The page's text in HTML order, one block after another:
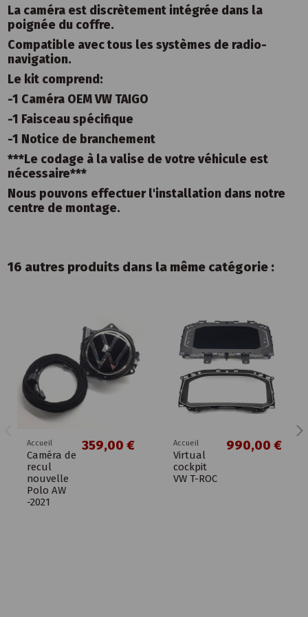
La caméra est discrètement intégrée dans la
poignée du coffre.
Compatible avec tous les systèmes de radio-
navigation.
Le kit comprend:
-1 Caméra OEM VW TAIGO
-1 Faisceau spécifique
-1 Notice de branchement
***Le codage à la valise de votre véhicule est
nécessaire***
Nous pouvons effectuer l'installation dans notre
centre de montage.
16 autres produits dans la même catégorie :
Accueil
Caméra de
recul
nouvelle
Polo AW
-2021
359,00 € Accueil
Virtual
cockpit
VW T-ROC
990,00 €